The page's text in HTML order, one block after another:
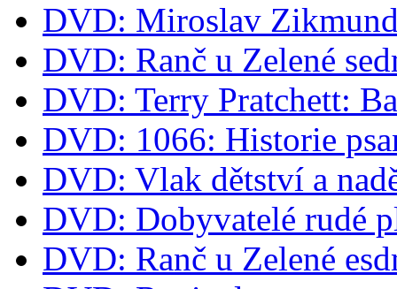
DVD: Miroslav
DVD: Ranč u Zelené
DVD: Terry Pratchett:
DVD: 1066: Historie
DVD: Vlak dětství a
DVD: Dobyvatelé rudé
DVD: Ranč u Zelené